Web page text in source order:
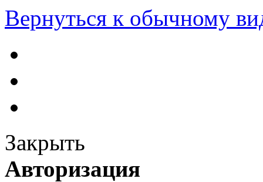
Вернуться к обычному
Закрыть
Авторизация